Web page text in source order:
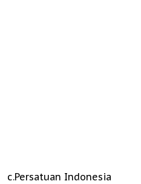
c.Persatuan Indonesia